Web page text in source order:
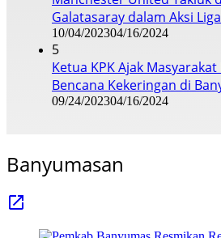
Galatasaray dalam Aksi
10/04/202304/16/2024
5
Ketua KPK Ajak
Bencana Kekeringan di
09/24/202304/16/2024
Banyumasan